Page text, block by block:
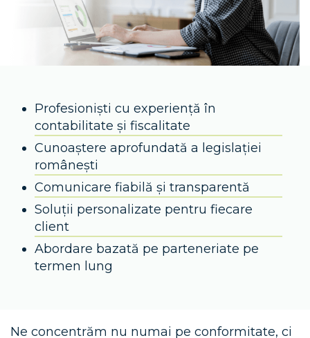
Profesioniști cu experiență în
contabilitate și fiscalitate
Cunoaștere aprofundată a legislației
românești
Comunicare fiabilă și transparentă
Soluții personalizate pentru fiecare
client
Abordare bazată pe parteneriate pe
termen lung
Ne concentrăm nu numai pe conformitate, ci